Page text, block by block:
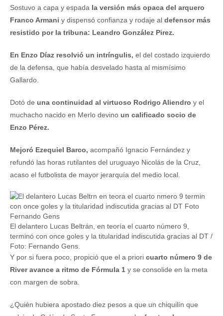
Sostuvo a capa y espada la versión más opaca del arquero
Franco Armani y dispensó confianza y rodaje al defensor más
resistido por la tribuna: Leandro González Pirez.
En Enzo Díaz resolvió un intríngulis, el del costado izquierdo
de la defensa, que había desvelado hasta al mismísimo
Gallardo.
Dotó de una continuidad al virtuoso Rodrigo Aliendro y el
muchacho nacido en Merlo devino un calificado socio de
Enzo Pérez.
Mejoró Ezequiel Barco, acompañó Ignacio Fernández y
refundó las horas rutilantes del uruguayo Nicolás de la Cruz,
acaso el futbolista de mayor jerarquía del medio local.
El delantero Lucas Beltrán, en teoría el cuarto número 9,
terminó con once goles y la titularidad indiscutida gracias al DT /
Foto: Fernando Gens.
Y por si fuera poco, propició que el a priori cuarto número 9 de
River avance a ritmo de Fórmula 1 y se consolide en la meta
con margen de sobra.
¿Quién hubiera apostado diez pesos a que un chiquilín que